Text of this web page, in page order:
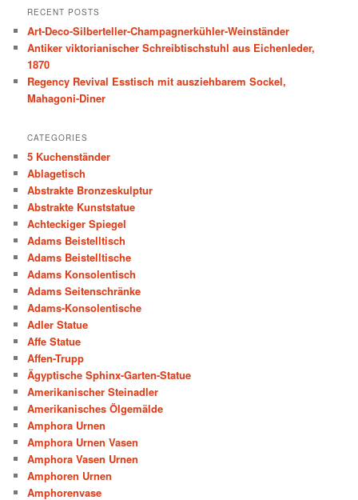
r
h
RECENT POSTS
Art-Deco-Silberteller-Champagnerkühler-Weinständer
Antiker viktorianischer Schreibtischstuhl aus Eichenleder,
1870
Regency Revival Esstisch mit ausziehbarem Sockel,
Mahagoni-Diner
CATEGORIES
5 Kuchenständer
Ablagetisch
Abstrakte Bronzeskulptur
Abstrakte Kunststatue
Achteckiger Spiegel
Adams Beistelltisch
Adams Beistelltische
Adams Konsolentisch
Adams Seitenschränke
Adams-Konsolentische
Adler Statue
Affe Statue
Affen-Trupp
Ägyptische Sphinx-Garten-Statue
Amerikanischer Steinadler
Amerikanisches Ölgemälde
Amphora Urnen
Amphora Urnen Vasen
Amphora Vasen Urnen
Amphoren Urnen
Amphorenvase